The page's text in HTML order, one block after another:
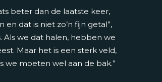
beter dan de laatste keer,
dat is niet zo’n fijn getal”,
Als we dat halen, hebben we
Maar het is een sterk veld,
we moeten wel aan de bak.”